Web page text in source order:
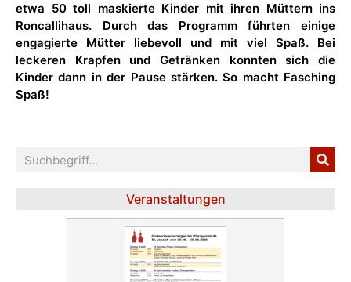
etwa 50 toll maskierte Kinder mit ihren Müttern ins
Roncallihaus. Durch das Programm führten einige
engagierte Mütter liebevoll und mit viel Spaß. Bei
leckeren Krapfen und Getränken konnten sich die
Kinder dann in der Pause stärken. So macht Fasching
Spaß!
Veranstaltungen